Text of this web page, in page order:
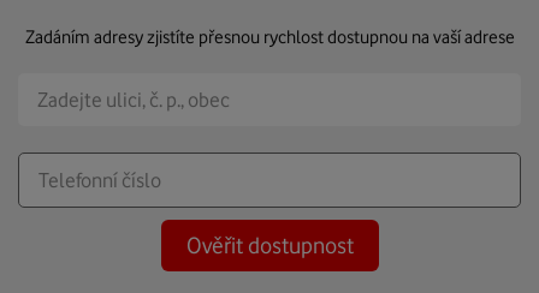
Zadáním adresy zjistíte přesnou rychlost dostupnou na vaší adrese
Ověřit dostupnost